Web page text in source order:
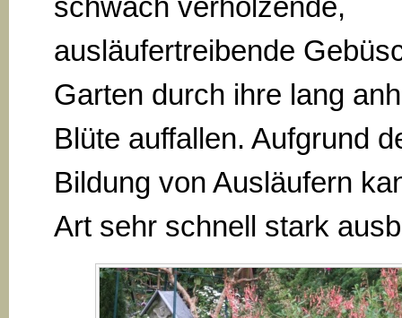
schwach verholzende,
ausläufertreibende
Garten durch ihre lang
Blüte auffallen. Aufgrund
Bildung von Ausläufern
Art sehr schnell stark